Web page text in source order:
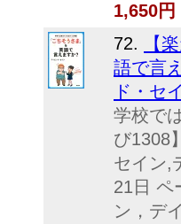
1,650円
72.
【
語で言
ド・セ
学校で
び1308
セイン,
21日 ペ
ン，デ